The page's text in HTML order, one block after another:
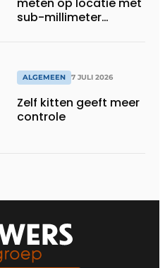
sub-millimeter
ALGEMEEN 7 JULI 2026
Zelf kitten geeft meer
controle